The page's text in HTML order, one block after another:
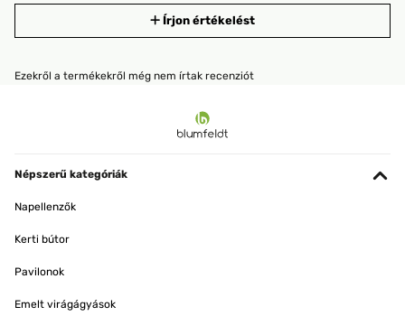
Írjon értékelést
Ezekről a termékekről még nem írtak recenziót
Népszerű kategóriák
Napellenzők
Kerti bútor
Pavilonok
Emelt virágágyások